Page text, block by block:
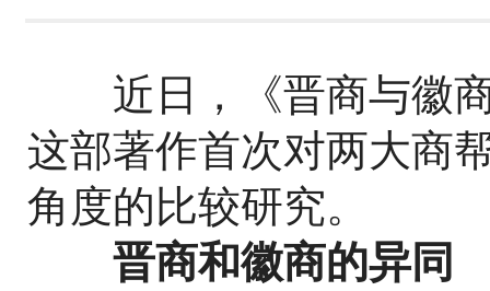
近日，《晋商与徽商
这部著作首次对两大商
角度的比较研究。
晋商和徽商的异同